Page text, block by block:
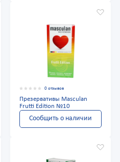
0 отзывов
Презервативы Masculan
Frutti Edition №10
Сообщить о наличии